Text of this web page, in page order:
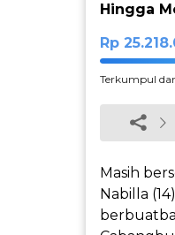
Hingga
Rp
Terkumpul
Masih
Nabilla